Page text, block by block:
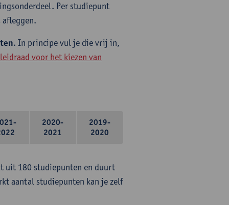
Per studiepunt
afleggen.
. In principe vul je die vrij in,
leidraad voor het kiezen van
2020-
2021
2019-
2020
uit 180 studiepunten en duurt
aantal studiepunten kan je zelf